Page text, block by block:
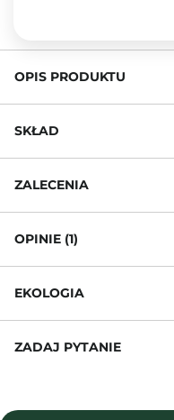
OPIS PRODUKTU
SKŁAD
ZALECENIA
OPINIE (1)
EKOLOGIA
ZADAJ PYTANIE